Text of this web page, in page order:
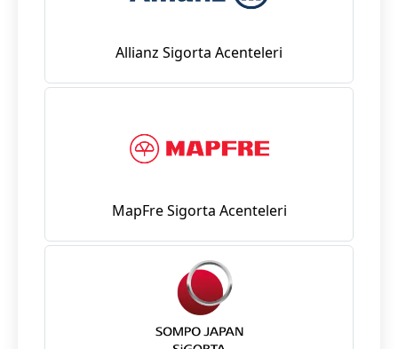
Allianz Sigorta Acenteleri
MapFre Sigorta Acenteleri